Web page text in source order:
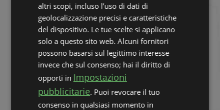
Gioca solo le carte
disponibili
Puoi giocare solo le carte esposte, cioè le
altri scopi, incluso l’uso di dati di
geolocalizzazione precisi e caratteristiche
del dispositivo. Le tue scelte si applicano
solo a questo sito web. Alcuni fornitori
possono basarsi sul legittimo interesse
invece che sul consenso; hai il diritto di
opporti in Impostazioni
pubblicitarie. Puoi revocare il tuo
consenso in qualsiasi momento in